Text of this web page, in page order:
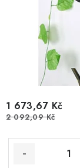
1 673,67 Kč
2 092,09 Kč